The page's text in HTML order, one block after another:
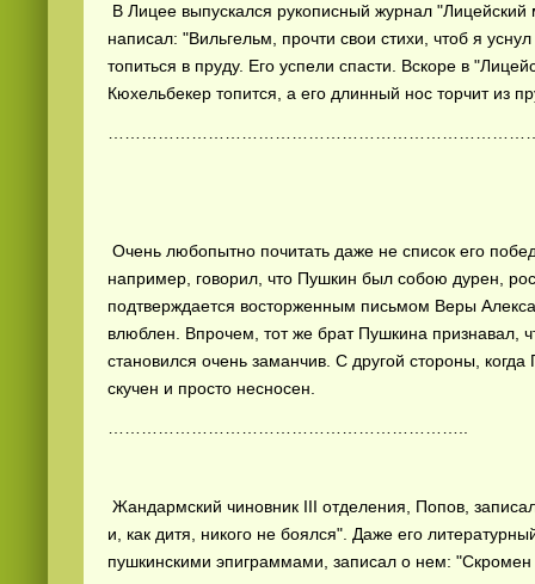
В Лицее выпускался рукописный журнал
написал: "Вильгельм, прочти свои стихи, чтоб я
топиться в пруду. Его успели спасти. Вскоре в
Кюхельбекер топится, а его длинный нос торчит из
Очень любопытно почитать даже не список его
например, говорил, что Пушкин был собою дурен,
подтверждается восторженным письмом Веры
влюблен. Впрочем, тот же брат Пушкина признавал,
становился очень заманчив. С другой стороны,
скучен и просто несносен.
Жандармский чиновник III отделения, Попов,
и, как дитя, никого не боялся". Даже его
пушкинскими эпиграммами, записал о нем: